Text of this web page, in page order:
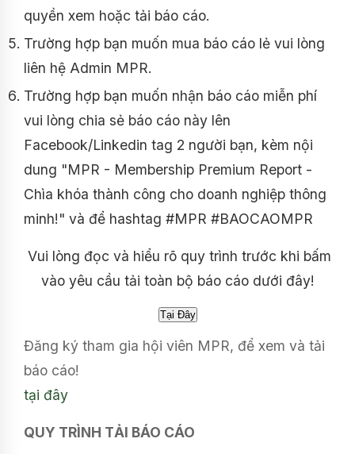
quyền xem hoặc tải báo cáo.
Trường hợp bạn muốn mua báo cáo lẻ vui lòng
liên hệ Admin MPR.
Trường hợp bạn muốn nhận báo cáo miễn phí
vui lòng chia sẻ báo cáo này lên
Facebook/Linkedin tag 2 người bạn, kèm nội
dung "MPR - Membership Premium Report -
Chìa khóa thành công cho doanh nghiệp thông
minh!" và để hashtag #MPR #BAOCAOMPR
Vui lòng đọc và hiểu rõ quy trình trước khi bấm
vào yêu cầu tải toàn bộ báo cáo dưới đây!
Đăng ký tham gia hội viên MPR, để xem và tải
báo cáo!
tại đây
QUY TRÌNH TẢI BÁO CÁO